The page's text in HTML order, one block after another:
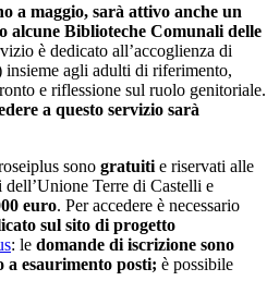
a maggio, sarà attivo anche un
alcune Biblioteche Comunali delle
è dedicato all’accoglienza di
agli adulti di riferimento,
e riflessione sul ruolo genitoriale.
a questo servizio sarà
sono gratuiti e riservati alle
Terre di Castelli e
euro. Per accedere è necessario
sul sito di progetto
: le domande di iscrizione sono
a esaurimento posti; è possibile